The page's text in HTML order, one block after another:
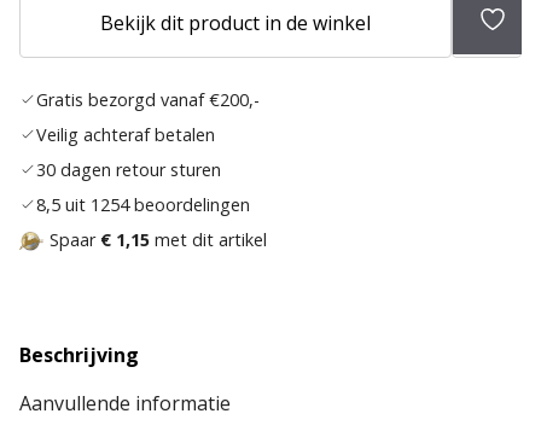
Bekijk dit product in de winkel
Gratis bezorgd vanaf €200,-
Veilig achteraf betalen
30 dagen retour sturen
8,5 uit 1254 beoordelingen
Spaar € 1,15 met dit artikel
Beschrijving
Aanvullende informatie